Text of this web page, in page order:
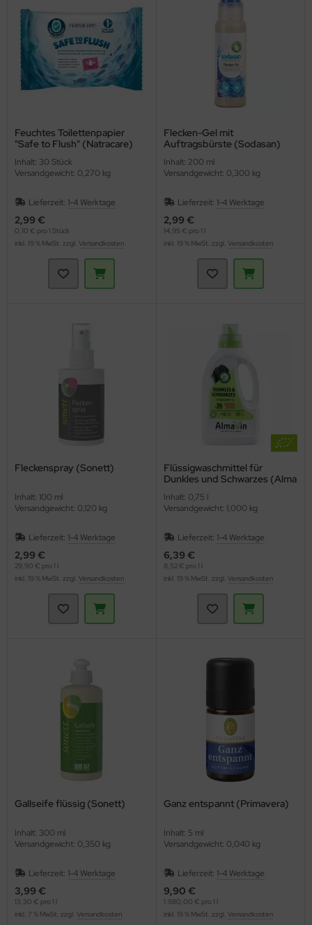
Feuchtes Toilettenpapier
"Safe to Flush" (Natracare)
Inhalt: 30 Stück
Versandgewicht: 0,270 kg
Lieferzeit: 1-4 Werktage
2,99 €
0,10 € pro 1 Stück
inkl. 19 % MwSt. zzgl. Versandkosten
Flecken-Gel mit
Auftragsbürste (Sodasan)
Inhalt: 200 ml
Versandgewicht: 0,300 kg
Lieferzeit: 1-4 Werktage
2,99 €
14,95 € pro 1 l
inkl. 19 % MwSt. zzgl. Versandkosten
Fleckenspray (Sonett)
Inhalt: 100 ml
Versandgewicht: 0,120 kg
Lieferzeit: 1-4 Werktage
2,99 €
29,90 € pro 1 l
inkl. 19 % MwSt. zzgl. Versandkosten
Flüssigwaschmittel für
Dunkles und Schwarzes (Alma
Inhalt: 0,75 l
Versandgewicht: 1,000 kg
Lieferzeit: 1-4 Werktage
6,39 €
8,52 € pro 1 l
inkl. 19 % MwSt. zzgl. Versandkosten
Gallseife flüssig (Sonett)
Inhalt: 300 ml
Versandgewicht: 0,350 kg
Lieferzeit: 1-4 Werktage
3,99 €
13,30 € pro 1 l
inkl. 7 % MwSt. zzgl. Versandkosten
Ganz entspannt (Primavera)
Inhalt: 5 ml
Versandgewicht: 0,040 kg
Lieferzeit: 1-4 Werktage
9,90 €
1.980,00 € pro 1 l
inkl. 19 % MwSt. zzgl. Versandkosten
und Sossen
Nüsse